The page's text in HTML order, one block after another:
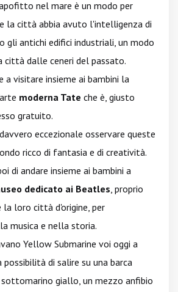
nel mare è un modo per
la città abbia avuto l'intelligenza di
antichi edifici industriali, un modo
città dalle ceneri del passato.
a visitare insieme ai bambini la
moderna Tate che è, giusto
gratuito.
eccezionale osservare queste
ricco di fantasia e di creatività.
di andare insieme ai bambini a
dedicato ai Beatles, proprio
loro città d'origine, per
musica e nella storia.
Yellow Submarine voi oggi a
di salire su una barca
giallo, un mezzo anfibio